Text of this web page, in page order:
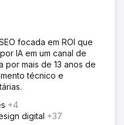
focada em ROI que
IA em um canal de
mais de 13 anos de
técnico e
+4
digital +37